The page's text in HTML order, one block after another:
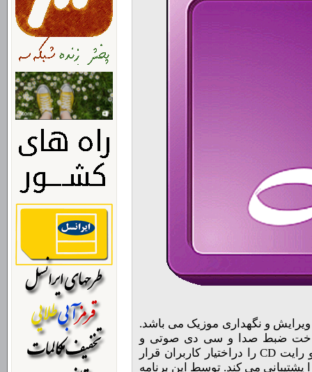
و نگهداری موزیک می باشد.
ساخت ضبط صدا و سی دی صوتی و
ابزارهای حرفه ای ضبط و آنالیز ، ویرایش و رایت CD را دراختیار کاربران قرار
افزار کیفیت بالای ۳۲ بیت را پشتیبانی می کند. توسط این برنامه